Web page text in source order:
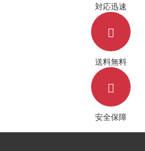
対応迅速
送料無料
安全保障